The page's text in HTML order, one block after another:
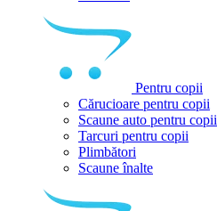
Pentru copii
Cărucioare pentru copii
Scaune auto pentru copii
Tarcuri pentru copii
Plimbători
Scaune înalte